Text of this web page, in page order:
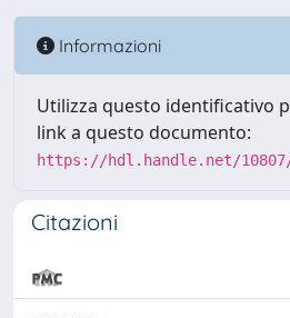
Informazioni
Utilizza questo identificativo
link a questo documento:
https://hdl.handle.net/10807/
Citazioni